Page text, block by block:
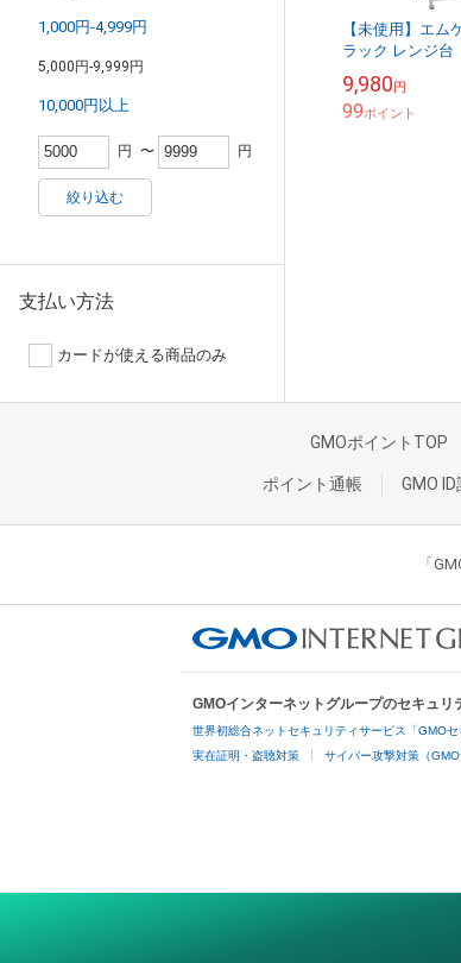
1,000円-4,999円
5,000円-9,999円
10,000円以上
円 〜 円
絞り込む
支払い方法
カードが使える商品のみ
【未使用】エム
ラック レンジ台
ORE-102T
9,980円
99ポイント
GMOポイントTOP
ポイント通帳 GMO
「
GMOインターネットグループのセキュリ
世界初総合ネットセキュリティサービス「GMOセ
実在証明・盗聴対策 サイバー攻撃対策（